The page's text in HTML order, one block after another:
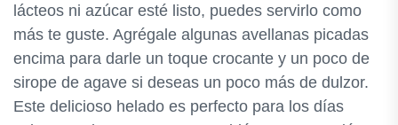
lácteos ni azúcar esté listo, puedes servirlo como
más te guste. Agrégale algunas avellanas picadas
encima para darle un toque crocante y un poco de
sirope de agave si deseas un poco más de dulzor.
Este delicioso helado es perfecto para los días